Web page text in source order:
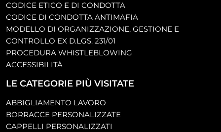
CODICE ETICO E DI CONDOTTA
CODICE DI CONDOTTA ANTIMAFIA
MODELLO DI ORGANIZZAZIONE, GESTIONE E
CONTROLLO EX D.LGS. 231/01
PROCEDURA WHISTLEBLOWING
ACCESSIBILITÀ
LE CATEGORIE PIÙ VISITATE
ABBIGLIAMENTO LAVORO
BORRACCE PERSONALIZZATE
CAPPELLI PERSONALIZZATI